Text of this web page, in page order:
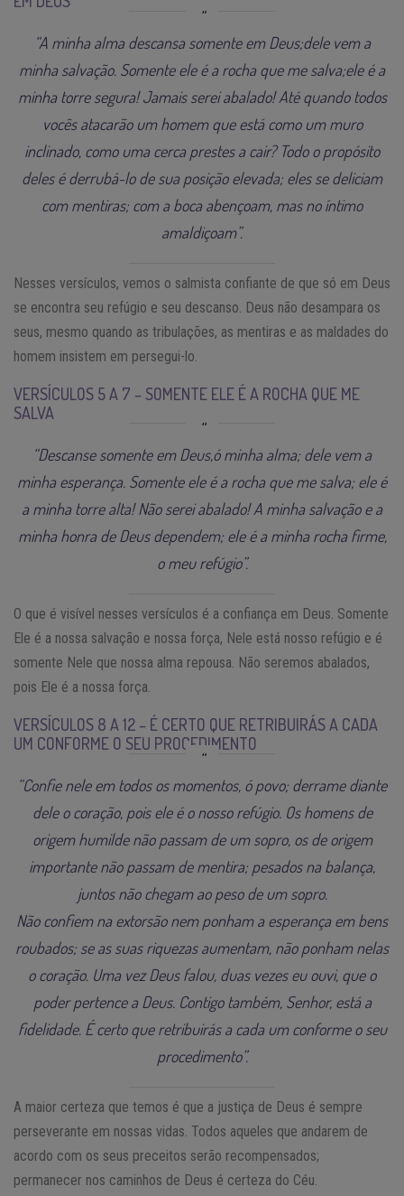
“A minha alma descansa somente em Deus;dele vem a
minha salvação. Somente ele é a rocha que me salva;ele é a
minha torre segura! Jamais serei abalado! Até quando todos
vocês atacarão um homem que está como um muro
inclinado, como uma cerca prestes a cair? Todo o propósito
deles é derrubá-lo de sua posição elevada; eles se deliciam
com mentiras; com a boca abençoam, mas no íntimo
amaldiçoam”.
Nesses versículos, vemos o salmista confiante de que só em Deus
se encontra seu refúgio e seu descanso. Deus não desampara os
seus, mesmo quando as tribulações, as mentiras e as maldades do
homem insistem em persegui-lo.
VERSÍCULOS 5 A 7 – SOMENTE ELE É A ROCHA QUE ME
SALVA
“Descanse somente em Deus,ó minha alma; dele vem a
minha esperança. Somente ele é a rocha que me salva; ele é
a minha torre alta! Não serei abalado! A minha salvação e a
minha honra de Deus dependem; ele é a minha rocha firme,
o meu refúgio”.
O que é visível nesses versículos é a confiança em Deus. Somente
Ele é a nossa salvação e nossa força, Nele está nosso refúgio e é
somente Nele que nossa alma repousa. Não seremos abalados,
pois Ele é a nossa força.
VERSÍCULOS 8 A 12 – É CERTO QUE RETRIBUIRÁS A CADA
UM CONFORME O SEU PROCEDIMENTO
“Confie nele em todos os momentos, ó povo; derrame diante
dele o coração, pois ele é o nosso refúgio. Os homens de
origem humilde não passam de um sopro, os de origem
importante não passam de mentira; pesados na balança,
juntos não chegam ao peso de um sopro.
Não confiem na extorsão nem ponham a esperança em bens
roubados; se as suas riquezas aumentam, não ponham nelas
o coração. Uma vez Deus falou, duas vezes eu ouvi, que o
poder pertence a Deus. Contigo também, Senhor, está a
fidelidade. É certo que retribuirás a cada um conforme o seu
procedimento”.
A maior certeza que temos é que a justiça de Deus é sempre
perseverante em nossas vidas. Todos aqueles que andarem de
acordo com os seus preceitos serão recompensados;
permanecer nos caminhos de Deus é certeza do Céu.